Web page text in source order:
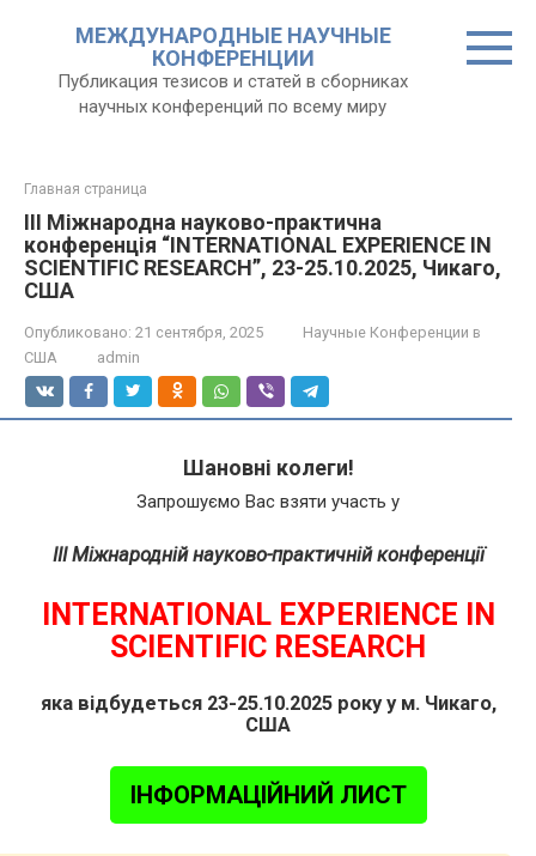
МЕЖДУНАРОДНЫЕ НАУЧНЫЕ
КОНФЕРЕНЦИИ
Публикация тезисов и статей в сборниках
научных конференций по всему миру
Главная страница
III Міжнародна науково-практична
конференція “INTERNATIONAL EXPERIENCE IN
SCIENTIFIC RESEARCH”, 23-25.10.2025, Чикаго,
США
Опубликовано: 21 сентября, 2025
Научные Конференции в
США
admin
Шановні колеги!
Запрошуємо Вас взяти участь у
III Міжнародній науково-практичній конференції
INTERNATIONAL EXPERIENCE IN
SCIENTIFIC RESEARCH
яка відбудеться 23-25.10.2025 року у м. Чикаго,
США
ІНФОРМАЦІЙНИЙ ЛИСТ